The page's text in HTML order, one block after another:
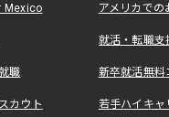
Mexico アメリカで
就活・転職
職 新卒就活無料
カウト 若手ハイキ